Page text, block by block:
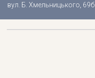
вул. Б. Хмельницького, 69б